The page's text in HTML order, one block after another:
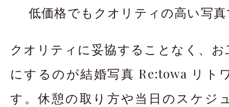
低価格でもクオリティの高い写真
クオリティに妥協することなく、お
にするのが結婚写真 Re:towa リト
す。休憩の取り方や当日のスケジ